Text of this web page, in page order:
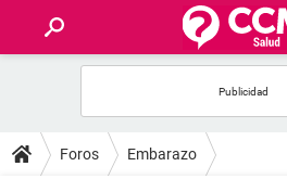
FOROS
Foros Embarazo